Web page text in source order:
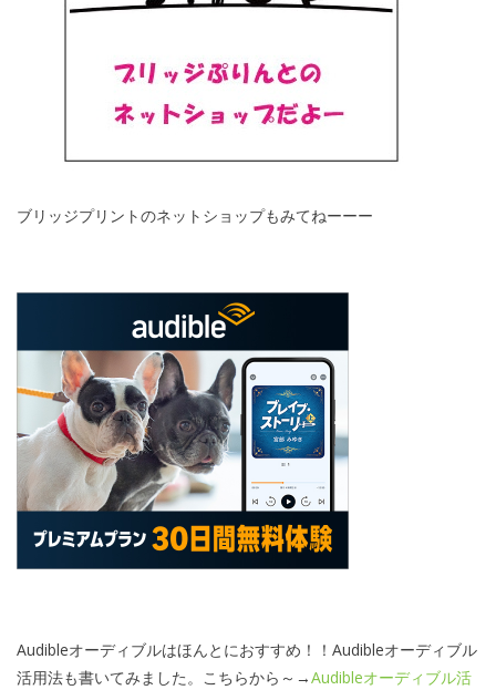
ブリッジプリントのネットショップもみてねーーー
Audibleオーディブルはほんとにおすすめ！！Audibleオーディブル
活用法も書いてみました。こちらから～→Audibleオーディブル活